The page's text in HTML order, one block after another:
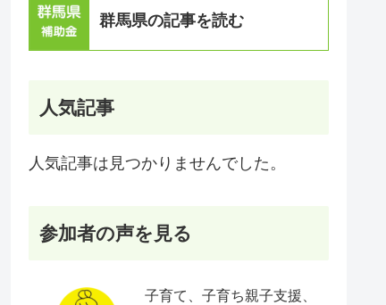
群馬県の記事を読む
人気記事
人気記事は見つかりませんでした。
参加者の声を見る
子育て、子育ち親子支援、